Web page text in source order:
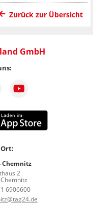
Zurück zur Übersicht
GmbH
Chemnitz
2
6906600